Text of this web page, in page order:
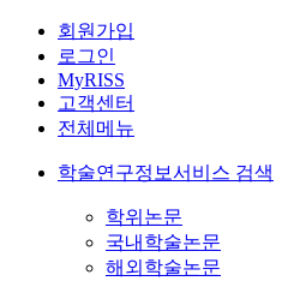
회원가입
로그인
MyRISS
고객센터
전체메뉴
학술연구정보서비스 검색
학위논문
국내학술논문
해외학술논문